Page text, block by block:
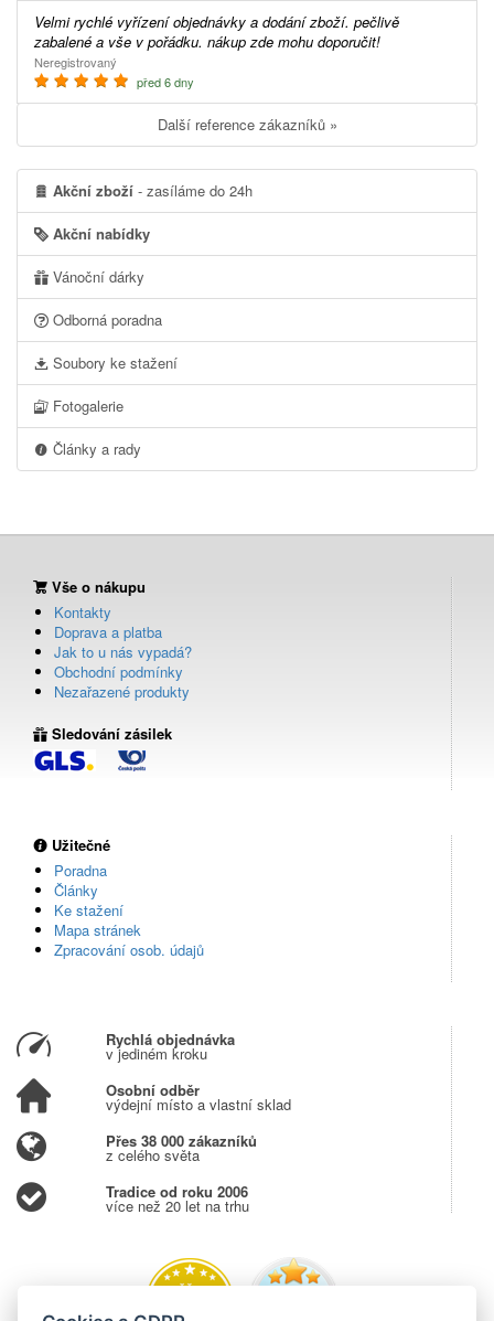
Velmi rychlé vyřízení objednávky a dodání zboží. pečlivě
zabalené a vše v pořádku. nákup zde mohu doporučit!
Neregistrovaný
před 6 dny
Další reference zákazníků »
Akční zboží - zasíláme do 24h
Akční nabídky
Vánoční dárky
Odborná poradna
Soubory ke stažení
Fotogalerie
Články a rady
Vše o nákupu
Kontakty
Doprava a platba
Jak to u nás vypadá?
Obchodní podmínky
Nezařazené produkty
Sledování zásilek
Užitečné
Poradna
Články
Ke stažení
Mapa stránek
Zpracování osob. údajů
Rychlá objednávka
v jediném kroku
Osobní odběr
výdejní místo a vlastní sklad
Přes 38 000 zákazníků
z celého světa
Tradice od roku 2006
více než 20 let na trhu